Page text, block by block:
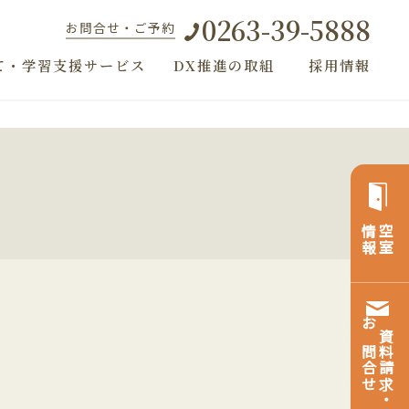
お問合せ・ご予約 0263-39-5888
・学習支援サービス DX推進の取組 採用情報
空室
情報
資料請求・
お問合せ